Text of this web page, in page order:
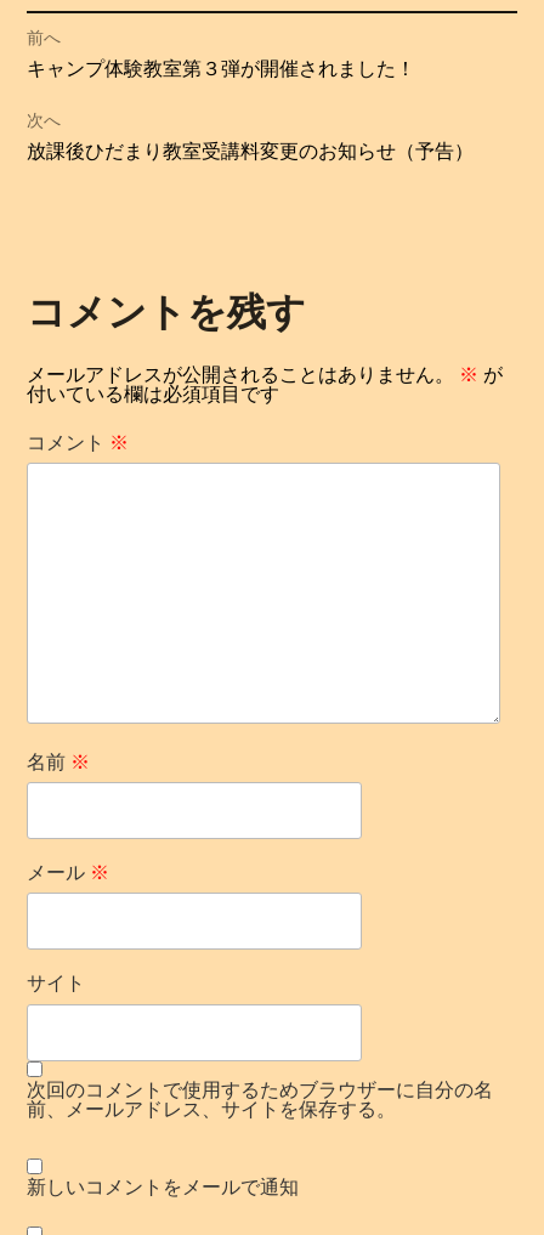
投
稿
ナ
ー
シ
ョ
ン
前へ
過
の
投
キャンプ体験教室第３弾が開催されました！
次へ
次
放課後ひだまり教室受講料変更のお知らせ（予告）
コメントを残す
メールアドレスが公開されることはありません。 ※ が
付いている欄は必須項目です
コメント ※
名前 ※
メール ※
サイト
次回のコメントで使用するためブラウザーに自分の名
前、メールアドレス、サイトを保存する。
新しいコメントをメールで通知